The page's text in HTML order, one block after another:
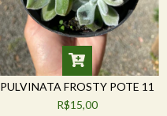
PULVINATA FROSTY POTE 11
R$15,00